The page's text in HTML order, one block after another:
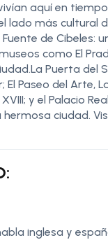
aquí en
lado más
de Cibeles:
como El
Puerta del
El Paseo del Arte,
y el Palacio
ciudad.
inglesa y